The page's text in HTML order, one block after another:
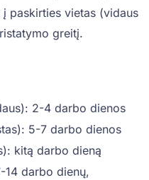
paskirties vietas (vidaus
greitį.
2-4 darbo dienos
5-7 darbo dienos
kitą darbo dieną
14 darbo dienų,